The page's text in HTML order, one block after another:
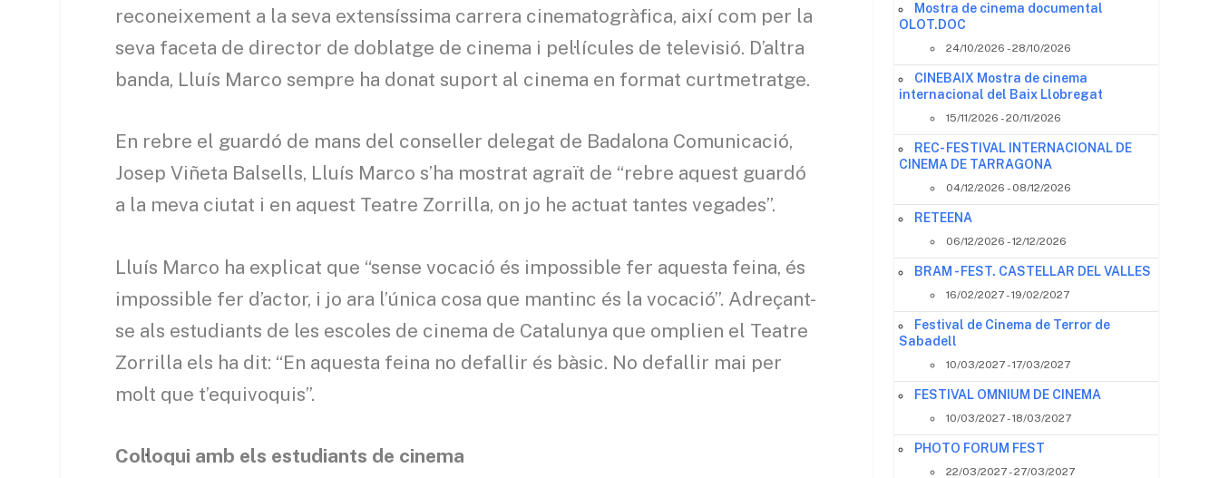
reconeixement a la seva extensíssima carrera cinematogràfica, així com per la
seva faceta de director de doblatge de cinema i pel·lícules de televisió. D’altra
banda, Lluís Marco sempre ha donat suport al cinema en format curtmetratge.
En rebre el guardó de mans del conseller delegat de Badalona Comunicació,
Josep Viñeta Balsells, Lluís Marco s’ha mostrat agraït de “rebre aquest guardó
a la meva ciutat i en aquest Teatre Zorrilla, on jo he actuat tantes vegades”.
Lluís Marco ha explicat que “sense vocació és impossible fer aquesta feina, és
impossible fer d’actor, i jo ara l’única cosa que mantinc és la vocació”. Adreçant-
se als estudiants de les escoles de cinema de Catalunya que omplien el Teatre
Zorrilla els ha dit: “En aquesta feina no defallir és bàsic. No defallir mai per
molt que t’equivoquis”.
Col·loqui amb els estudiants de cinema
Mostra de cinema documental
OLOT.DOC
24/10/2026 - 28/10/2026
CINEBAIX Mostra de cinema
internacional del Baix Llobregat
15/11/2026 - 20/11/2026
REC- FESTIVAL INTERNACIONAL DE
CINEMA DE TARRAGONA
04/12/2026 - 08/12/2026
RETEENA
06/12/2026 - 12/12/2026
BRAM - FEST. CASTELLAR DEL VALLES
16/02/2027 - 19/02/2027
Festival de Cinema de Terror de
Sabadell
10/03/2027 - 17/03/2027
FESTIVAL OMNIUM DE CINEMA
10/03/2027 - 18/03/2027
PHOTO FORUM FEST
22/03/2027 - 27/03/2027